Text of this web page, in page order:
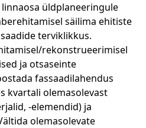
linnaosa üldplaneeringule
säilima ehitiste
terviklikkus.
rekonstrueerimisel
ja otsaseinte
fassaadilahendus
kvartali olemasolevast
-elemendid) ja
olemasolevate